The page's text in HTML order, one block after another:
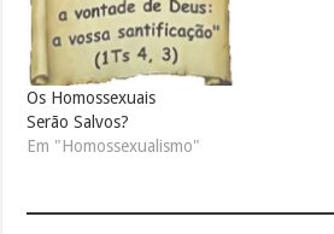
Os Homossexuais
Serão Salvos?
Em "Homossexualismo"